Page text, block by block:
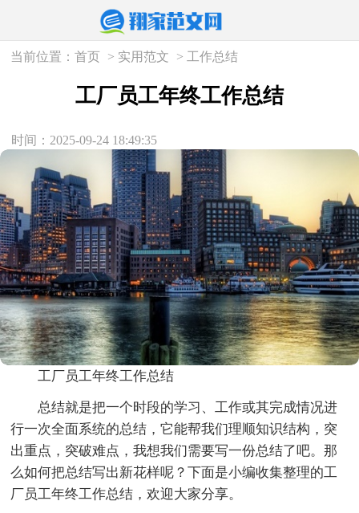
当前位置：首页 > 实用范文 > 工作总结
工厂员工年终工作总结
时间：2025-09-24 18:49:35
工厂员工年终工作总结
总结就是把一个时段的学习、工作或其完成情况进
行一次全面系统的总结，它能帮我们理顺知识结构，突
出重点，突破难点，我想我们需要写一份总结了吧。那
么如何把总结写出新花样呢？下面是小编收集整理的工
厂员工年终工作总结，欢迎大家分享。